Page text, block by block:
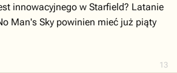
13
innowacyjnego w Starfield? Latanie
Man's Sky powinien mieć już piąty